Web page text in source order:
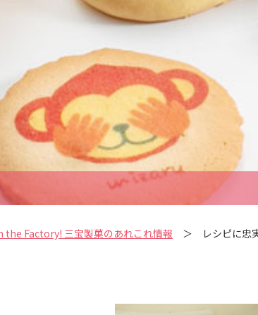
the Factory! 三宝製菓のあれこれ情報 ＞ レシピに忠